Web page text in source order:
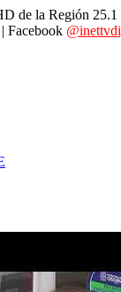
de la Región 25.1
| Facebook